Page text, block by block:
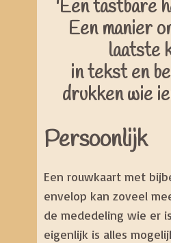
'Een tastbare
Een manier
laatste
in tekst en
drukken wie
Persoonlijk
Een rouwkaart met
envelop kan zoveel
de mededeling wie er
eigenlijk is alles